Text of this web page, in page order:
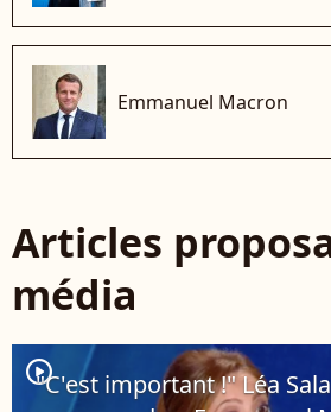
Emmanuel Macron
Articles
média
player2
"C'est important !" Léa